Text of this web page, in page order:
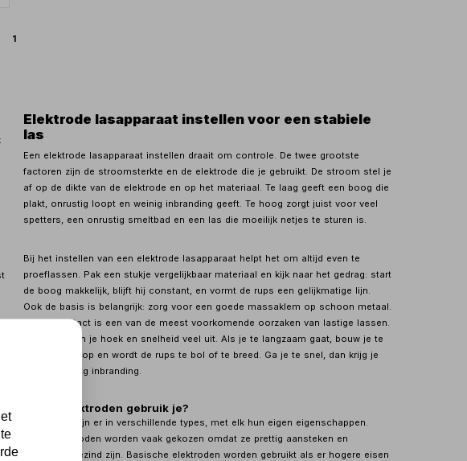
1
Elektrode lasapparaat instellen voor een stabiele
las
Een elektrode lasapparaat instellen draait om controle. De twee grootste
factoren zijn de stroomsterkte en de elektrode die je gebruikt. De stroom stel je
af op de dikte van de elektrode en op het materiaal. Te laag geeft een boog die
plakt, onrustig loopt en weinig inbranding geeft. Te hoog zorgt juist voor veel
spetters, een onrustig smeltbad en een las die moeilijk netjes te sturen is.
Bij het instellen van een elektrode lasapparaat helpt het om altijd even te
proeflassen. Pak een stukje vergelijkbaar materiaal en kijk naar het gedrag: start
de boog makkelijk, blijft hij constant, en vormt de rups een gelijkmatige lijn.
Ook de basis is belangrijk: zorg voor een goede massaklem op schoon metaal.
Slecht contact is een van de meest voorkomende oorzaken van lastige lassen.
Verder maken je hoek en snelheid veel uit. Als je te langzaam gaat, bouw je te
veel warmte op en wordt de rups te bol of te breed. Ga je te snel, dan krijg je
vaak te weinig inbranding.
Welke elektroden gebruik je?
Elektroden zijn er in verschillende types, met elk hun eigen eigenschappen.
Rutiel-elektroden worden vaak gekozen omdat ze prettig aansteken en
vergevingsgezind zijn. Basische elektroden worden gebruikt als er hogere eisen